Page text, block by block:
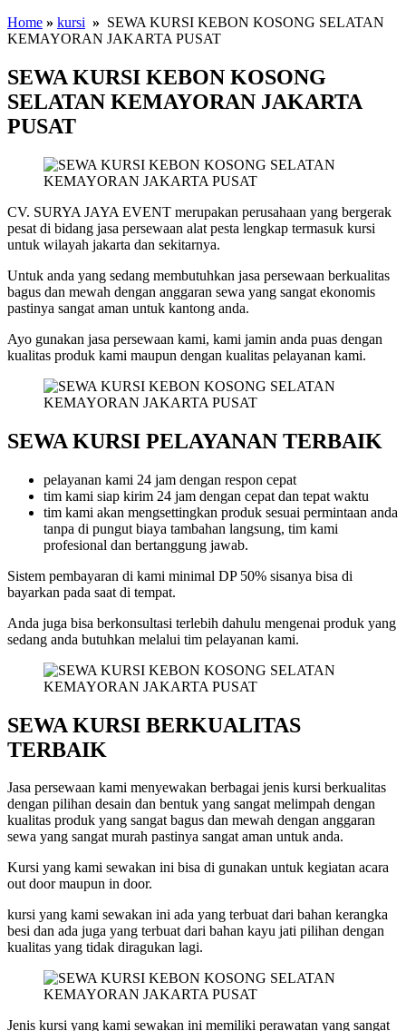
Home » kursi » SEWA KURSI KEBON KOSONG SELATAN
KEMAYORAN JAKARTA PUSAT
SEWA KURSI KEBON KOSONG
SELATAN KEMAYORAN JAKARTA
PUSAT
CV. SURYA JAYA EVENT merupakan perusahaan yang bergerak
pesat di bidang jasa persewaan alat pesta lengkap termasuk kursi
untuk wilayah jakarta dan sekitarnya.
Untuk anda yang sedang membutuhkan jasa persewaan berkualitas
bagus dan mewah dengan anggaran sewa yang sangat ekonomis
pastinya sangat aman untuk kantong anda.
Ayo gunakan jasa persewaan kami, kami jamin anda puas dengan
kualitas produk kami maupun dengan kualitas pelayanan kami.
SEWA KURSI PELAYANAN TERBAIK
pelayanan kami 24 jam dengan respon cepat
tim kami siap kirim 24 jam dengan cepat dan tepat waktu
tim kami akan mengsettingkan produk sesuai permintaan anda
tanpa di pungut biaya tambahan langsung, tim kami
profesional dan bertanggung jawab.
Sistem pembayaran di kami minimal DP 50% sisanya bisa di
bayarkan pada saat di tempat.
Anda juga bisa berkonsultasi terlebih dahulu mengenai produk yang
sedang anda butuhkan melalui tim pelayanan kami.
SEWA KURSI BERKUALITAS
TERBAIK
Jasa persewaan kami menyewakan berbagai jenis kursi berkualitas
dengan pilihan desain dan bentuk yang sangat melimpah dengan
kualitas produk yang sangat bagus dan mewah dengan anggaran
sewa yang sangat murah pastinya sangat aman untuk anda.
Kursi yang kami sewakan ini bisa di gunakan untuk kegiatan acara
out door maupun in door.
kursi yang kami sewakan ini ada yang terbuat dari bahan kerangka
besi dan ada juga yang terbuat dari bahan kayu jati pilihan dengan
kualitas yang tidak diragukan lagi.
Jenis kursi yang kami sewakan ini memiliki perawatan yang sangat